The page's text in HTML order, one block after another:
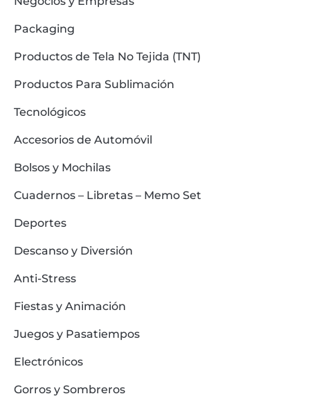
Packaging
Productos de Tela No Tejida (TNT)
Productos Para Sublimación
Tecnológicos
Accesorios de Automóvil
Bolsos y Mochilas
Cuadernos – Libretas – Memo Set
Deportes
Descanso y Diversión
Anti-Stress
Fiestas y Animación
Juegos y Pasatiempos
Electrónicos
Gorros y Sombreros